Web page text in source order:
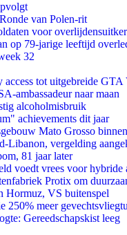
van Polen-rit
voor
op 79-jarige leeftijd
32
tot uitgebreide
ambassadeur naar maan
alcoholmisbruik
achievements dit jaar
Mato Grosso binnen
Libanon, vergelding
81 jaar later
voedt vrees voor hybride
Protix om
Hormuz, VS buitenspel
250% meer
Gereedschapskist leeg